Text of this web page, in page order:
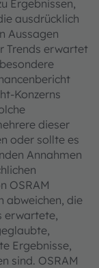
Ergebnissen,
ausdrücklich
Aussagen
Trends erwartet
Konzerns
dieser
oder sollte es
Annahmen
OSRAM
abweichen, die
erwartete,
Ergebnisse,
sind. OSRAM